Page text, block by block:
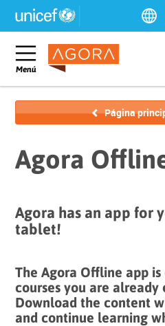
contenido
principal
pie
página
para
obtener
ayuda
Logotipo
de
la
Navegación
Toggle
Menú
Página
Agora
Agora has an app for
tablet!
The Agora Offline app
courses you are
Download the content
and continue learning